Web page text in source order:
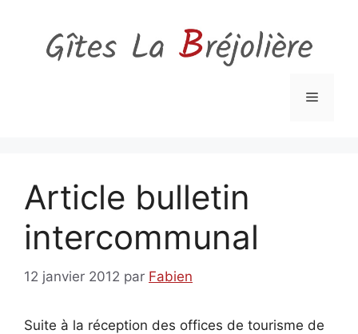
contenu
Menu
Article bulletin
intercommunal
12 janvier 2012 par Fabien
Suite à la réception des offices de tourisme de